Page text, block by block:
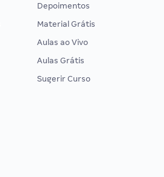
Depoimentos
Material Grátis
Aulas ao Vivo
Aulas Grátis
Sugerir Curso